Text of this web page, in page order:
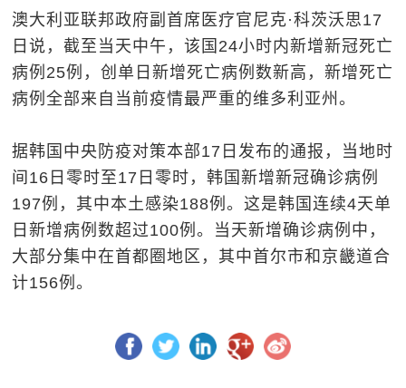
澳大利亚联邦政府副首席医疗官尼克·科茨沃思17
日说，截至当天中午，该国24小时内新增新冠死亡
病例25例，创单日新增死亡病例数新高，新增死亡
病例全部来自当前疫情最严重的维多利亚州。
据韩国中央防疫对策本部17日发布的通报，当地时
间16日零时至17日零时，韩国新增新冠确诊病例
197例，其中本土感染188例。这是韩国连续4天单
日新增病例数超过100例。当天新增确诊病例中，
大部分集中在首都圈地区，其中首尔市和京畿道合
计156例。